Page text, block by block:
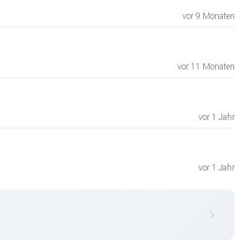
vor 9 Monaten
vor 11 Monaten
vor 1 Jahr
vor 1 Jahr